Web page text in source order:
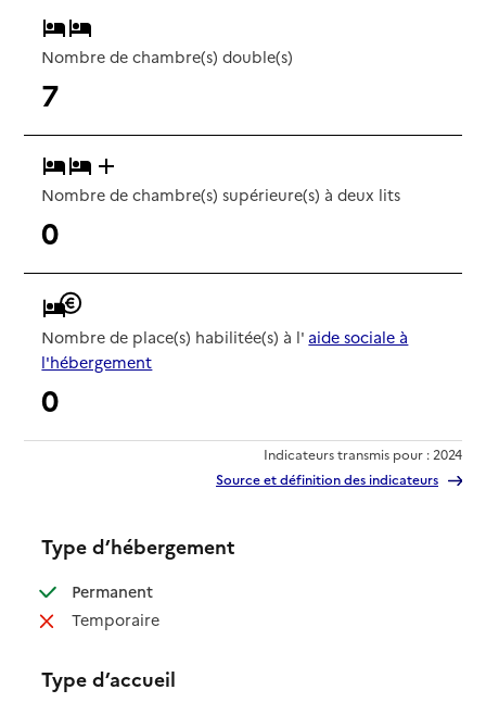
Nombre de chambre(s) double(s)
7
Nombre de chambre(s) supérieure(s) à deux lits
0
Nombre de place(s) habilitée(s) à l' aide sociale à
l'hébergement
0
Indicateurs transmis pour : 2024
Source et définition des indicateurs
Type d’hébergement
Permanent: disponible
Temporaire: non disponible
Type d’accueil